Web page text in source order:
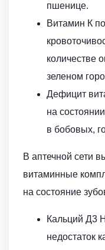
пшенице.
Витамин К
количестве
зеленом
Дефицит
на
в бобовых,
В аптечной сети
витаминные
на состояние
Кальций Д3
недостаток